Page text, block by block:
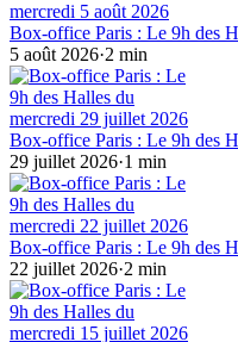
Box-office Paris : Le 9h des
5 août 2026·2 min
Box-office Paris : Le 9h des
29 juillet 2026·1 min
Box-office Paris : Le 9h des
22 juillet 2026·2 min